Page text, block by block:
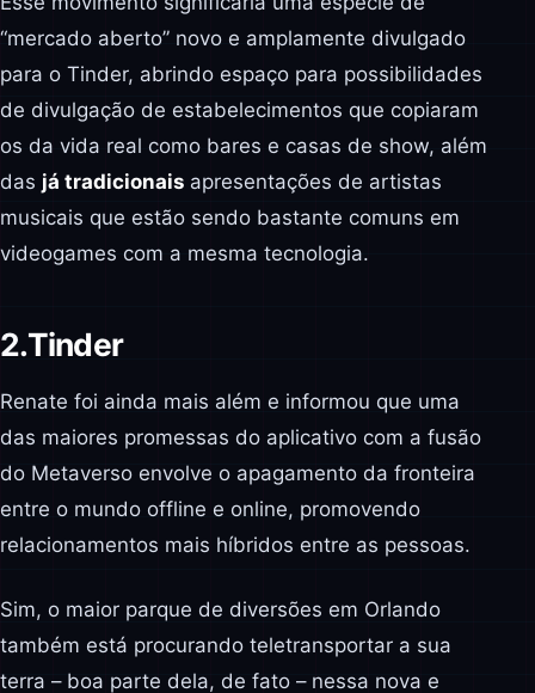
“mercado aberto” novo e amplamente divulgado
para o Tinder, abrindo espaço para possibilidades
de divulgação de estabelecimentos que copiaram
os da vida real como bares e casas de show, além
das já tradicionais apresentações de artistas
musicais que estão sendo bastante comuns em
videogames com a mesma tecnologia.
2.Tinder
Renate foi ainda mais além e informou que uma
das maiores promessas do aplicativo com a fusão
do Metaverso envolve o apagamento da fronteira
entre o mundo offline e online, promovendo
relacionamentos mais híbridos entre as pessoas.
Sim, o maior parque de diversões em Orlando
também está procurando teletransportar a sua
terra – boa parte dela, de fato – nessa nova e